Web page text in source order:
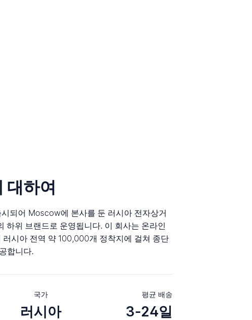
대하여
되어 Moscow에 본사를 둔 러시아 전자상거
하위 브랜드로 운영됩니다. 이 회사는 온라인
시아 전역 약 100,000개 정착지에 걸쳐 종단
합니다.
국가
러시아
평균 배송
3-24일